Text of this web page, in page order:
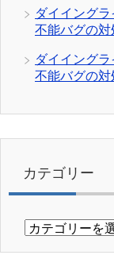
ダイイング
不能バグの対
ダイイング
不能バグの対
カテゴリー
カ